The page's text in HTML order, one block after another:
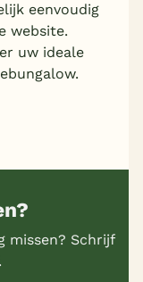
eenvoudig
website.
uw ideale
missen? Schrijf